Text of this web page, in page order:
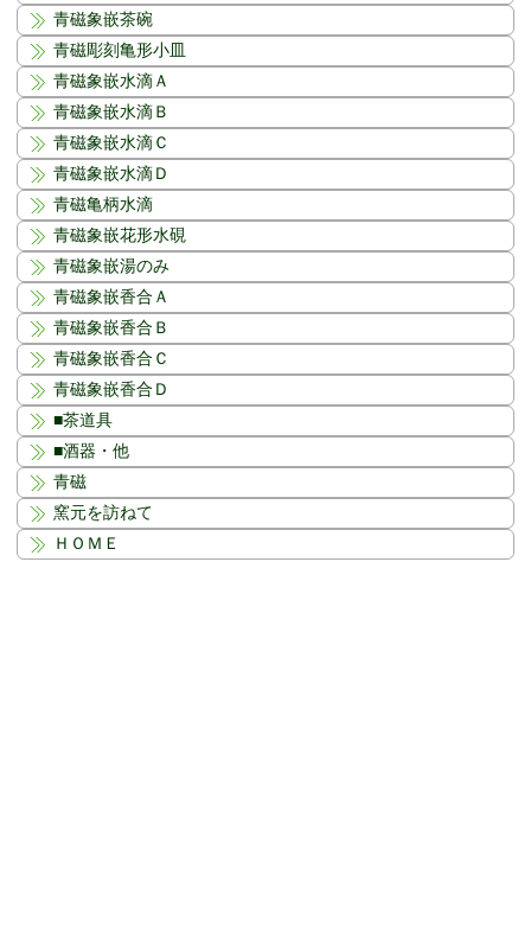
青磁象嵌茶碗
青磁彫刻亀形小皿
青磁象嵌水滴Ａ
青磁象嵌水滴Ｂ
青磁象嵌水滴Ｃ
青磁象嵌水滴Ｄ
青磁亀柄水滴
青磁象嵌花形水硯
青磁象嵌湯のみ
青磁象嵌香合Ａ
青磁象嵌香合Ｂ
青磁象嵌香合Ｃ
青磁象嵌香合Ｄ
■茶道具
■酒器・他
青磁
窯元を訪ねて
ＨＯＭＥ